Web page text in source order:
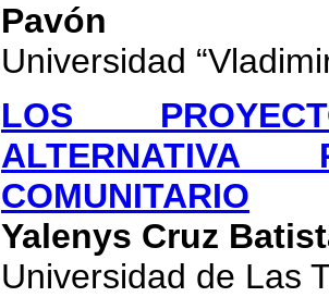
Pavón
Universidad
LOS
COMUNITARIO
Yalenys Cruz
Universidad de Las